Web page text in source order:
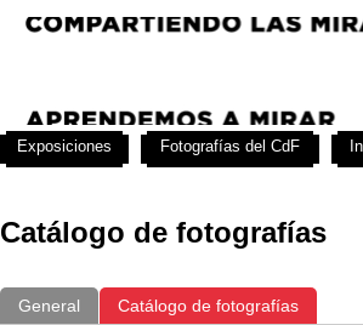
Catálogo de fotografías
General Catálogo de fotografías
Exposiciones Fotografías del CdF